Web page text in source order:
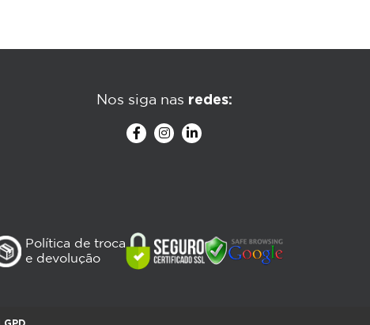
Nos siga nas redes:
Política de troca
e devolução